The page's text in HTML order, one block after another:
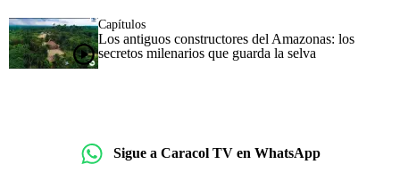
Capítulos
Los antiguos constructores del Amazonas: los
secretos milenarios que guarda la selva
Sigue a Caracol TV en WhatsApp